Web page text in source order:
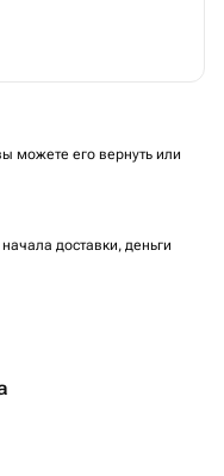
можете его вернуть или
доставки, деньги